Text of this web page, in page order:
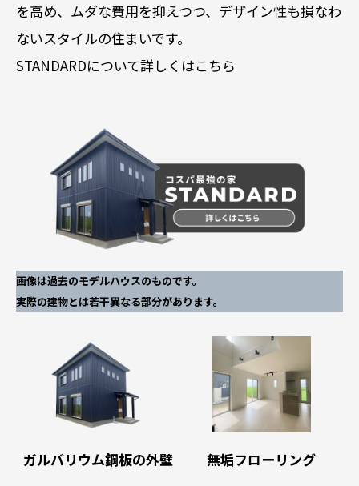
を高め、ムダな費用を抑えつつ、デザイン性も損なわ
ないスタイルの住まいです。
STANDARDについて詳しくはこちら
画像は過去のモデルハウスのものです。
実際の建物とは若干異なる部分があります。
ガルバリウム鋼板の外壁 無垢フローリング